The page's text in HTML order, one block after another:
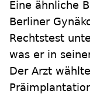
Eine ähnliche
Berliner
Rechtstest
was er in
Der Arzt